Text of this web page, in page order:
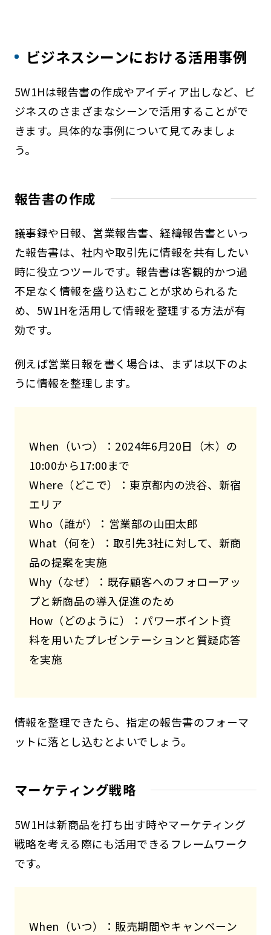
ビジネスシーンにおける活用事例
5W1Hは報告書の作成やアイディア出しなど、ビ
ジネスのさまざまなシーンで活用することがで
きます。具体的な事例について見てみましょ
う。
報告書の作成
議事録や日報、営業報告書、経緯報告書といっ
た報告書は、社内や取引先に情報を共有したい
時に役立つツールです。報告書は客観的かつ過
不足なく情報を盛り込むことが求められるた
め、5W1Hを活用して情報を整理する方法が有
効です。
例えば営業日報を書く場合は、まずは以下のよ
うに情報を整理します。
When（いつ）：2024年6月20日（木）の
10:00から17:00まで
Where（どこで）：東京都内の渋谷、新宿
エリア
Who（誰が）：営業部の山田太郎
What（何を）：取引先3社に対して、新商
品の提案を実施
Why（なぜ）：既存顧客へのフォローアッ
プと新商品の導入促進のため
How（どのように）：パワーポイント資
料を用いたプレゼンテーションと質疑応答
を実施
情報を整理できたら、指定の報告書のフォーマ
ットに落とし込むとよいでしょう。
マーケティング戦略
5W1Hは新商品を打ち出す時やマーケティング
戦略を考える際にも活用できるフレームワーク
です。
When（いつ）：販売期間やキャンペーン